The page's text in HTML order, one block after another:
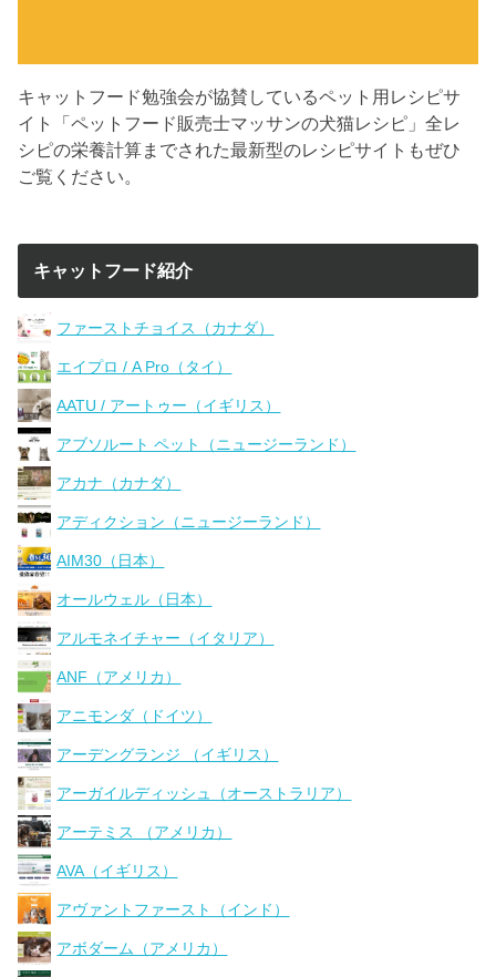
キャットフード勉強会が協賛しているペット用レシピサ
イト「ペットフード販売士マッサンの犬猫レシピ」全レ
シピの栄養計算までされた最新型のレシピサイトもぜひ
ご覧ください。
キャットフード紹介
ファーストチョイス（カナダ）
エイプロ / A Pro（タイ）
AATU / アートゥー（イギリス）
アブソルート ペット（ニュージーランド）
アカナ（カナダ）
アディクション（ニュージーランド）
AIM30（日本）
オールウェル（日本）
アルモネイチャー（イタリア）
ANF（アメリカ）
アニモンダ（ドイツ）
アーデングランジ （イギリス）
アーガイルディッシュ（オーストラリア）
アーテミス （アメリカ）
AVA（イギリス）
アヴァントファースト（インド）
アボダーム（アメリカ）